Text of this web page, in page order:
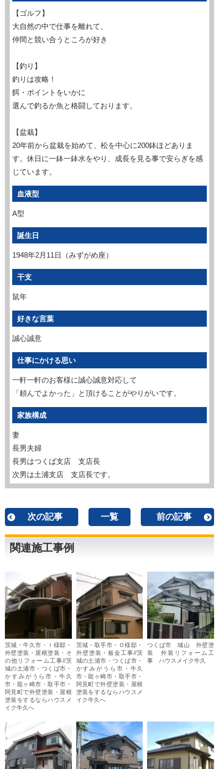
【ゴルフ】
大自然の中で仕事を離れて、
仲間と競い合うところが好き
【釣り】
釣りは攻略！
餌・ポイントをいかに
選んで釣るか魚と格闘しております。
【盆栽】
20年前から盆栽を始めて、松を中心に200鉢ほどありま
す。休日に一鉢一鉢水をやり、成長を見る事で安らぎを感
じています。
血液型
A型
誕生日
1948年2月11日（みずがめ座）
干支
鼠年
好きな言葉
誠心誠意
仕事にかける思い
一軒一軒のお客様に誠心誠意対応して
「頼んでよかった」と頂けることがやりがいです。
家族構成
妻
長男夫婦
長男はつくば支店 支店長
次男は土浦支店 支店長です。
次の記事 一覧 前の記事
関連施工事例
茨城・牛久市・Ｉ様邸・
外壁塗装・屋根塗装・そ
の他リフォーム工事//茨
城の土浦市・つくば市・
かすみがうら市・牛久
市・龍ヶ崎市・取手市・
阿見町で外壁塗装・屋根
塗装をするならハウスメ
イク牛久へ
茨城・取手市・Ｏ様邸・
外壁塗装・板金工事//茨
城の土浦市・つくば市・
かすみがうら市・牛久
市・龍ヶ崎市・取手市・
阿見町で外壁塗装・屋根
塗装をするならハウスメ
イク牛久へ
つくば市 城山 外壁塗
装 外装リフォーム工
事 ハウスメイク牛久